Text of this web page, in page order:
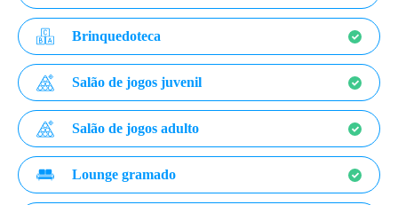
Brinquedoteca
Salão de jogos juvenil
Salão de jogos adulto
Lounge gramado